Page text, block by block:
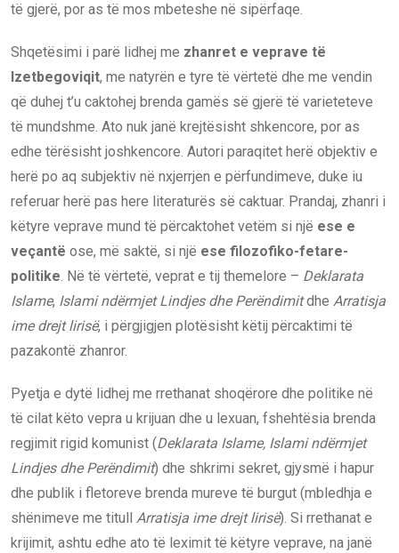
të gjerë, por as të mos mbeteshe në sipërfaqe.
Shqetësimi i parë lidhej me zhanret e veprave të
Izetbegoviqit, me natyrën e tyre të vërtetë dhe me vendin
që duhej t’u caktohej brenda gamës së gjerë të varieteteve
të mundshme. Ato nuk janë krejtësisht shkencore, por as
edhe tërësisht joshkencore. Autori paraqitet herë objektiv e
herë po aq subjektiv në nxjerrjen e përfundimeve, duke iu
referuar herë pas here literaturës së caktuar. Prandaj, zhanri i
këtyre veprave mund të përcaktohet vetëm si një ese e
veçantë ose, më saktë, si një ese filozofiko-fetare-
politike. Në të vërtetë, veprat e tij themelore – Deklarata
Islame, Islami ndërmjet Lindjes dhe Perëndimitdhe Arratisja
ime drejt lirisë, i përgjigjen plotësisht këtij përcaktimi të
pazakontë zhanror.
Pyetja e dytë lidhej me rrethanat shoqërore dhe politike në
të cilat këto vepra u krijuan dhe u lexuan, fshehtësia brenda
regjimit rigid komunist (Deklarata Islame, Islami ndërmjet
Lindjes dhe Perëndimit) dhe shkrimi sekret, gjysmë i hapur
dhe publik i fletoreve brenda mureve të burgut (mbledhja e
shënimeve me titull Arratisja ime drejt lirisë). Si rrethanat e
krijimit, ashtu edhe ato të leximit të këtyre veprave, na janë